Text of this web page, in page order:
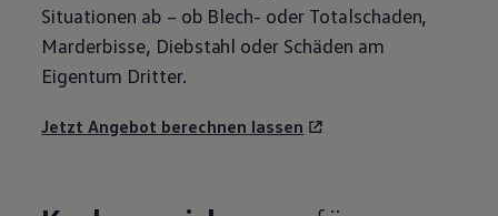
Situationen ab – ob Blech- oder Totalschaden,
Marderbisse, Diebstahl oder Schäden am
Eigentum Dritter.
Jetzt Angebot berechnen lassen